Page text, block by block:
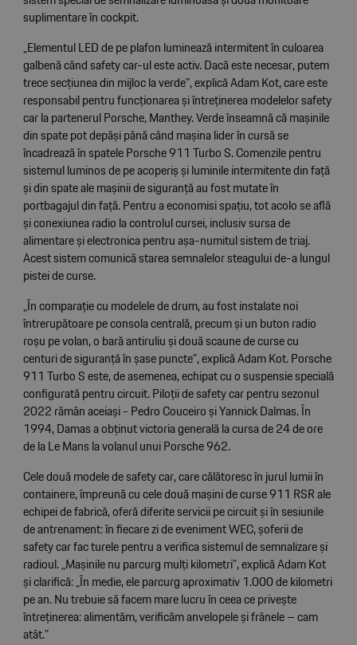
suplimentare în cockpit.
„Elementul LED de pe plafon luminează intermitent în culoarea
galbenă când safety car-ul este activ. Dacă este necesar, putem
trece secțiunea din mijloc la verde”, explică Adam Kot, care este
responsabil pentru funcționarea și întreținerea modelelor safety
car la partenerul Porsche, Manthey. Verde înseamnă că mașinile
din spate pot depăși până când mașina lider în cursă se
încadrează în spatele Porsche 911 Turbo S. Comenzile pentru
sistemul luminos de pe acoperiș și luminile intermitente din față
și din spate ale mașinii de siguranță au fost mutate în
portbagajul din față. Pentru a economisi spațiu, tot acolo se află
și conexiunea radio la controlul cursei, inclusiv sursa de
alimentare și electronica pentru așa-numitul sistem de triaj.
Acest sistem comunică starea semnalelor steagului de-a lungul
pistei de curse.
„În comparație cu modelele de drum, au fost instalate noi
întrerupătoare pe consola centrală, precum și un buton radio
roșu pe volan, o bară antiruliu și două scaune de curse cu
centuri de siguranță în șase puncte”, explică Adam Kot. Porsche
911 Turbo S este, de asemenea, echipat cu o suspensie specială
configurată pentru circuit. Piloții de safety car pentru sezonul
2022 rămân aceiași - Pedro Couceiro și Yannick Dalmas. În
1994, Damas a obținut victoria generală la cursa de 24 de ore
de la Le Mans la volanul unui Porsche 962.
Cele două modele de safety car, care călătoresc în jurul lumii în
containere, împreună cu cele două mașini de curse 911 RSR ale
echipei de fabrică, oferă diferite servicii pe circuit și în sesiunile
de antrenament: în fiecare zi de eveniment WEC, șoferii de
safety car fac turele pentru a verifica sistemul de semnalizare și
radioul. „Mașinile nu parcurg mulți kilometri”, explică Adam Kot
și clarifică: „În medie, ele parcurg aproximativ 1.000 de kilometri
pe an. Nu trebuie să facem mare lucru în ceea ce privește
întreținerea: alimentăm, verificăm anvelopele și frânele – cam
atât.”